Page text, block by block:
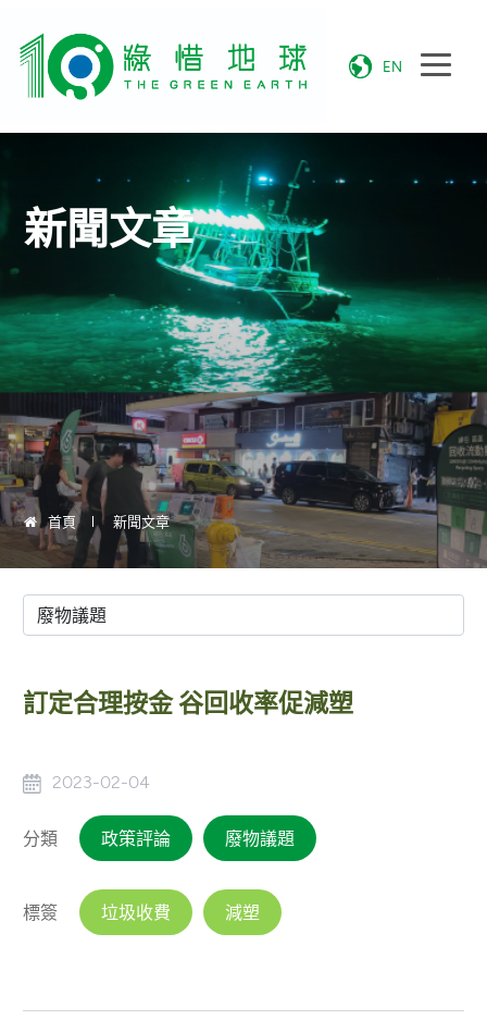
EN
新聞文章
首頁 新聞文章
訂定合理按金 谷回收率促減塑
2023-02-04
分類 政策評論 廢物議題
標簽 垃圾收費 減塑